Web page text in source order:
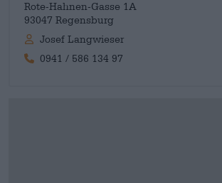
Rote-Hahnen-Gasse 1A
93047 Regensburg
Josef Langwieser
0941 / 586 134 97